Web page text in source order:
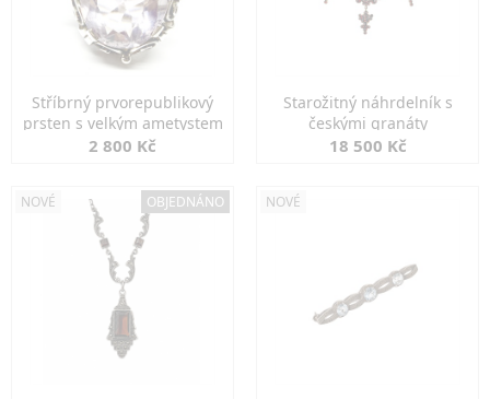
Stříbrný prvorepublikový
prsten s velkým ametystem
2 800 Kč
Starožitný náhrdelník s
českými granáty
18 500 Kč
NOVÉ OBJEDNÁNO NOVÉ